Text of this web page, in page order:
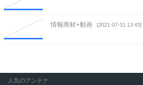
情報商材+動画 [2021-07-31 13:43]
人気のアンテナ